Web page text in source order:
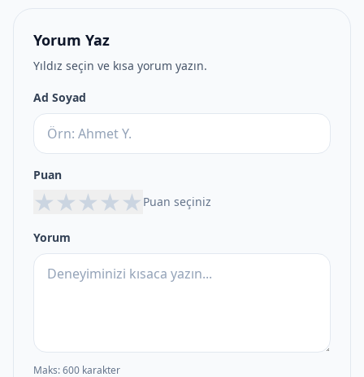
Yorum Yaz
Yıldız seçin ve kısa yorum yazın.
Ad Soyad
Puan
★★★★★ Puan seçiniz
Yorum
Maks: 600 karakter